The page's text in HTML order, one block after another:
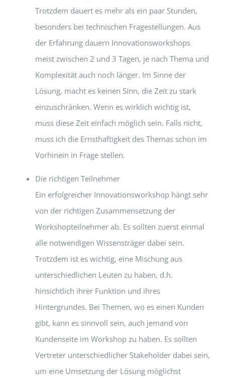
Trotzdem dauert es mehr als ein paar Stunden,
besonders bei technischen Fragestellungen. Aus
der Erfahrung dauern Innovationsworkshops
meist zwischen 2 und 3 Tagen, je nach Thema und
Komplexität auch noch länger. Im Sinne der
Lösung, macht es keinen Sinn, die Zeit zu stark
einzuschränken. Wenn es wirklich wichtig ist,
muss diese Zeit einfach möglich sein. Falls nicht,
muss ich die Ernsthaftigkeit des Themas schon im
Vorhinein in Frage stellen.
Die richtigen Teilnehmer
Ein erfolgreicher Innovationsworkshop hängt sehr
von der richtigen Zusammensetzung der
Workshopteilnehmer ab. Es sollten zuerst einmal
alle notwendigen Wissensträger dabei sein.
Trotzdem ist es wichtig, eine Mischung aus
unterschiedlichen Leuten zu haben, d.h.
hinsichtlich ihrer Funktion und ihres
Hintergrundes. Bei Themen, wo es einen Kunden
gibt, kann es sinnvoll sein, auch jemand von
Kundenseite im Workshop zu haben. Es sollten
Vertreter unterschiedlicher Stakeholder dabei sein,
um eine Umsetzung der Lösung möglichst